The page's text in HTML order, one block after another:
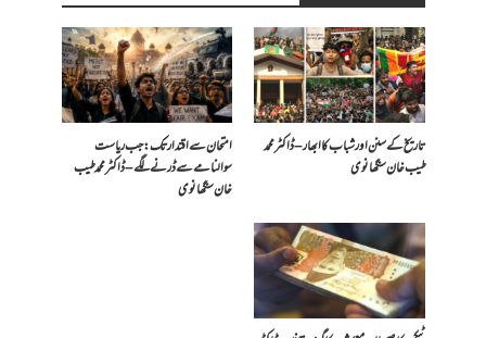
تاریخ کے سنن اور شباب کا ابھار – ڈاکٹر محمد
طیب خان سنگھانوی
امتحان سے اقتدار تک: جب ریاست
سوالنامے سے ڈرنے لگے – ڈاکٹر محمد طیب
خان سنگھانوی